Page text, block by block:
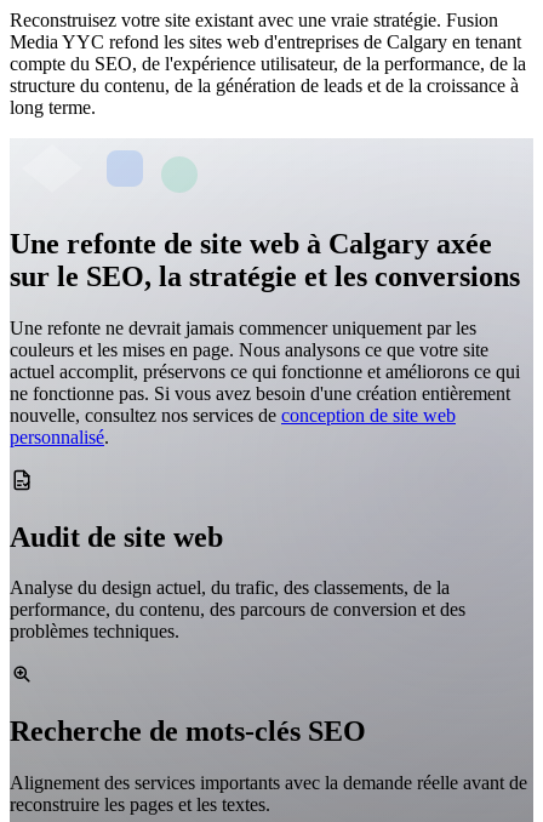
Reconstruisez votre site existant avec une vraie stratégie. Fusion
Media YYC refond les sites web d'entreprises de Calgary en tenant
compte du SEO, de l'expérience utilisateur, de la performance, de la
structure du contenu, de la génération de leads et de la croissance à
long terme.
Une refonte de site web à Calgary axée
sur le SEO, la stratégie et les conversions
Une refonte ne devrait jamais commencer uniquement par les
couleurs et les mises en page. Nous analysons ce que votre site
actuel accomplit, préservons ce qui fonctionne et améliorons ce qui
ne fonctionne pas. Si vous avez besoin d'une création entièrement
nouvelle, consultez nos services de conception de site web
personnalisé.
Audit de site web
Analyse du design actuel, du trafic, des classements, de la
performance, du contenu, des parcours de conversion et des
problèmes techniques.
Recherche de mots-clés SEO
Alignement des services importants avec la demande réelle avant de
reconstruire les pages et les textes.